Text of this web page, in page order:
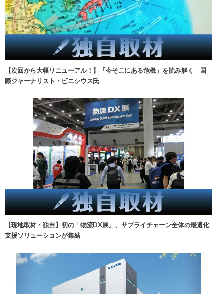
【次回から大幅リニューアル！】「今そこにある危機」を読み解く 国
際ジャーナリスト・ビニシウス氏
【現地取材・独自】初の「物流DX展」、サプライチェーン全体の最適化
支援ソリューションが集結